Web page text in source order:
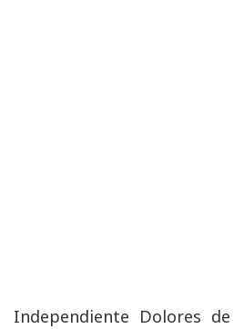
Independiente Dolores